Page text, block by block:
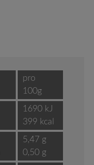
pro
100g
1690 kJ
399 kcal
5,47 g
0,50 g